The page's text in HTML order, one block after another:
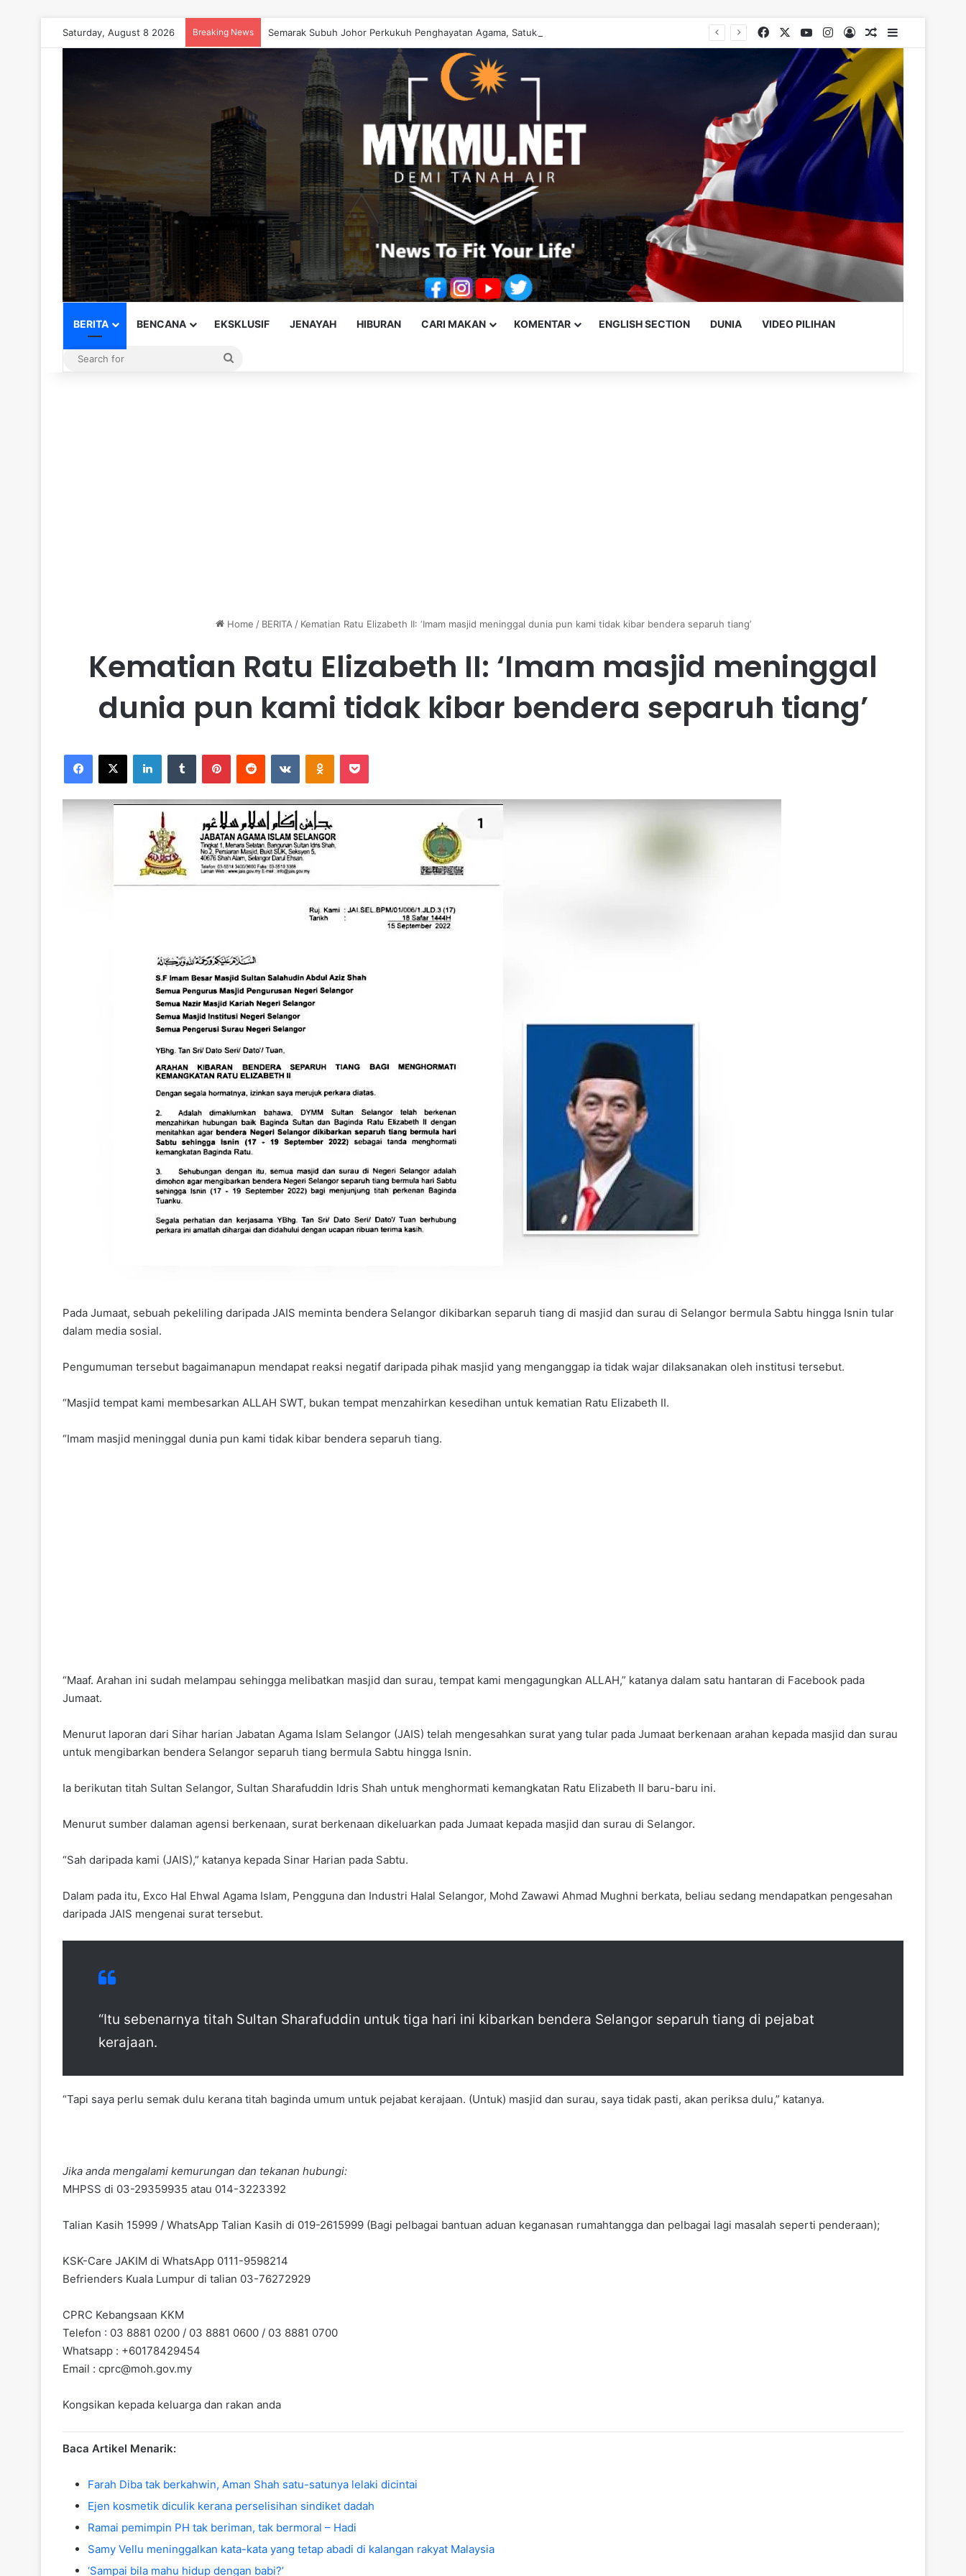
Saturday, August 8 2026 Breaking News Semarak Subuh Johor Perkukuh Penghayatan Agama, Satukan Ummah Facebook YouTubeInstagram
Log InRandom Article
BERITA BENCANA EKSKLUSIF JENAYAH HIBURAN CARI MAKAN KOMENTAR ENGLISH SECTION DUNIA VIDEO PILIHAN
Home / BERITA / Kematian Ratu Elizabeth II: ‘Imam masjid meninggal dunia pun kami tidak kibar bendera separuh tiang’
Kematian Ratu Elizabeth II: ‘Imam masjid meninggal
dunia pun kami tidak kibar bendera separuh tiang’
Pada Jumaat, sebuah pekeliling daripada JAIS meminta bendera Selangor dikibarkan separuh tiang di masjid dan surau di Selangor bermula Sabtu hingga Isnin tular
dalam media sosial.
Pengumuman tersebut bagaimanapun mendapat reaksi negatif daripada pihak masjid yang menganggap ia tidak wajar dilaksanakan oleh institusi tersebut.
“Masjid tempat kami membesarkan ALLAH SWT, bukan tempat menzahirkan kesedihan untuk kematian Ratu Elizabeth II.
“Imam masjid meninggal dunia pun kami tidak kibar bendera separuh tiang.
“Maaf. Arahan ini sudah melampau sehingga melibatkan masjid dan surau, tempat kami mengagungkan ALLAH,” katanya dalam satu hantaran di Facebook pada
Jumaat.
Menurut laporan dari Sihar harian Jabatan Agama Islam Selangor (JAIS) telah mengesahkan surat yang tular pada Jumaat berkenaan arahan kepada masjid dan surau
untuk mengibarkan bendera Selangor separuh tiang bermula Sabtu hingga Isnin.
Ia berikutan titah Sultan Selangor, Sultan Sharafuddin Idris Shah untuk menghormati kemangkatan Ratu Elizabeth II baru-baru ini.
Menurut sumber dalaman agensi berkenaan, surat berkenaan dikeluarkan pada Jumaat kepada masjid dan surau di Selangor.
“Sah daripada kami (JAIS),” katanya kepada Sinar Harian pada Sabtu.
Dalam pada itu, Exco Hal Ehwal Agama Islam, Pengguna dan Industri Halal Selangor, Mohd Zawawi Ahmad Mughni berkata, beliau sedang mendapatkan pengesahan
daripada JAIS mengenai surat tersebut.
“Itu sebenarnya titah Sultan Sharafuddin untuk tiga hari ini kibarkan bendera Selangor separuh tiang di pejabat
kerajaan.
“Tapi saya perlu semak dulu kerana titah baginda umum untuk pejabat kerajaan. (Untuk) masjid dan surau, saya tidak pasti, akan periksa dulu,” katanya.
Jika anda mengalami kemurungan dan tekanan hubungi:
MHPSS di 03-29359935 atau 014-3223392
Talian Kasih 15999 / WhatsApp Talian Kasih di 019-2615999 (Bagi pelbagai bantuan aduan keganasan rumahtangga dan pelbagai lagi masalah seperti penderaan);
KSK-Care JAKIM di WhatsApp 0111-9598214
Befrienders Kuala Lumpur di talian 03-76272929
CPRC Kebangsaan KKM
Telefon : 03 8881 0200 / 03 8881 0600 / 03 8881 0700
Whatsapp : +60178429454
Email : cprc@moh.gov.my
Kongsikan kepada keluarga dan rakan anda
Baca Artikel Menarik:
Farah Diba tak berkahwin, Aman Shah satu-satunya lelaki dicintai
Ejen kosmetik diculik kerana perselisihan sindiket dadah
Ramai pemimpin PH tak beriman, tak bermoral – Hadi
Samy Vellu meninggalkan kata-kata yang tetap abadi di kalangan rakyat Malaysia
‘Sampai bila mahu hidup dengan babi?’